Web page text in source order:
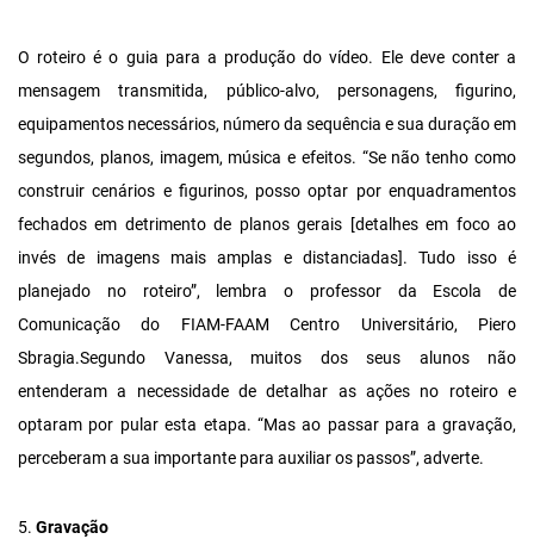
O roteiro é o guia para a produção do vídeo. Ele deve conter a
mensagem transmitida, público-alvo, personagens, figurino,
equipamentos necessários, número da sequência e sua duração em
segundos, planos, imagem, música e efeitos. “Se não tenho como
construir cenários e figurinos, posso optar por enquadramentos
fechados em detrimento de planos gerais [detalhes em foco ao
invés de imagens mais amplas e distanciadas]. Tudo isso é
planejado no roteiro”, lembra o professor da Escola de
Comunicação do FIAM-FAAM Centro Universitário, Piero
Sbragia.Segundo Vanessa, muitos dos seus alunos não
entenderam a necessidade de detalhar as ações no roteiro e
optaram por pular esta etapa. “Mas ao passar para a gravação,
perceberam a sua importante para auxiliar os passos”, adverte.
5. Gravação